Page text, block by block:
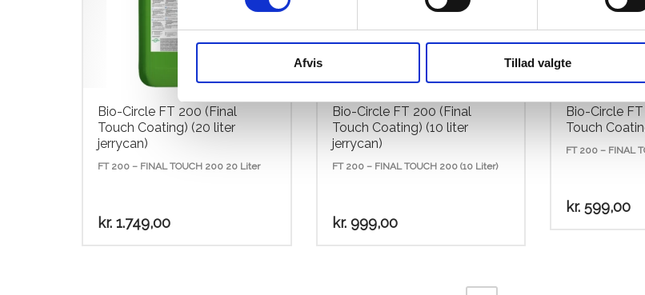
Afvis Tillad valgte
Bio-Circle FT 200 (Final
Touch Coating) (20 liter
jerrycan)
FT 200 – FINAL TOUCH 200 20 Liter
kr. 1.749,00
Bio-Circle FT 200 (Final
Touch Coating) (10 liter
jerrycan)
FT 200 – FINAL TOUCH 200 (10 Liter)
kr.999,00
Bio-Circle
Touch
FT 200 – FINAL
kr. 599,00